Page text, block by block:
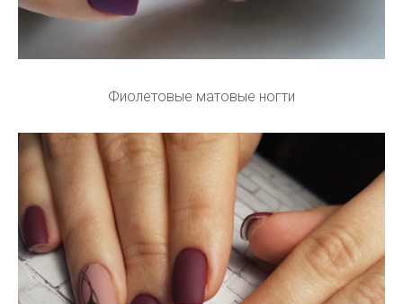
Фиолетовые матовые ногти